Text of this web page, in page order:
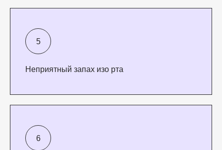
Неприятный запах изо рта